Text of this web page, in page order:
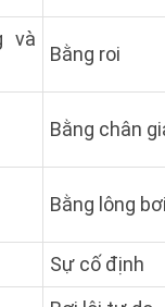
và
Bằng roi
Bằng chân
Bằng lông bơi
Sự cố định